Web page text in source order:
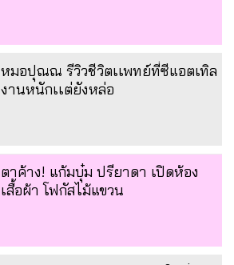
หมอปุณณ รีวิวชีวิตเเพทย์ที่ซีแอตเทิล
งานหนักเเต่ยังหล่อ
ตาค้าง! แก้มบุ๋ม ปรียาดา เปิดห้อง
เสื้อผ้า โฟกัสไม้แขวน